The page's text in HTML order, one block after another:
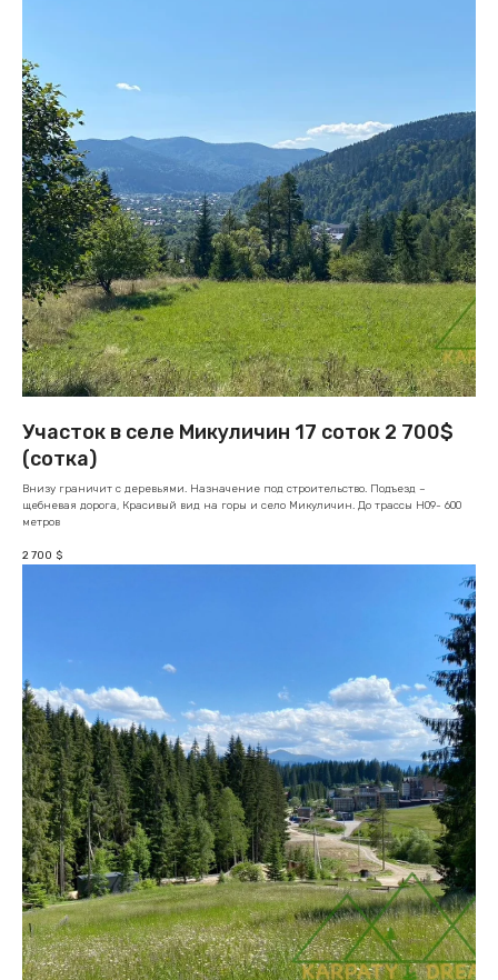
Участок в селе Микуличин 17 соток 2 700$
(сотка)
Внизу граничит с деревьями. Назначение под строительство. Подъезд –
щебневая дорога, Красивый вид на горы и село Микуличин. До трассы Н09- 600
метров
2 700 $